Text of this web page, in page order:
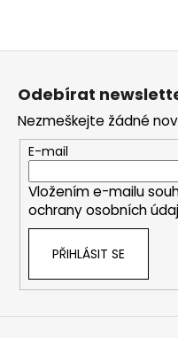
Z
Odebírat
Nezmeškejte žádné
E-mail
Vložením e-mailu
ochrany osobních
PŘIHLÁSIT SE